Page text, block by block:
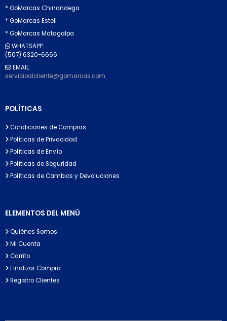
* GoMarcas Chinandega
* GoMarcas Esteli
* GoMarcas Matagalpa
WHATSAPP:
(507) 6320-6666
EMAIL:
servicioalcliente@gomarcas.com
POLÍTICAS
Condiciones de Compras
Políticas de Privacidad
Políticas de Envío
Políticas de Seguridad
Políticas de Cambios y Devoluciones
ELEMENTOS DEL MENÚ
Quiénes Somos
Mi Cuenta
Carrito
Finalizar Compra
Registro Clientes